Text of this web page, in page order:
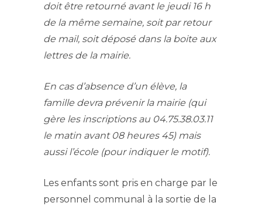
doit être retourné avant le jeudi 16 h
de la même semaine, soit par retour
de mail, soit déposé dans la boite aux
lettres de la mairie.
En cas d’absence d’un élève, la
famille devra prévenir la mairie (qui
gère les inscriptions au 04.75.38.03.11
le matin avant 08 heures 45) mais
aussi l’école (pour indiquer le motif).
Les enfants sont pris en charge par le
personnel communal à la sortie de la